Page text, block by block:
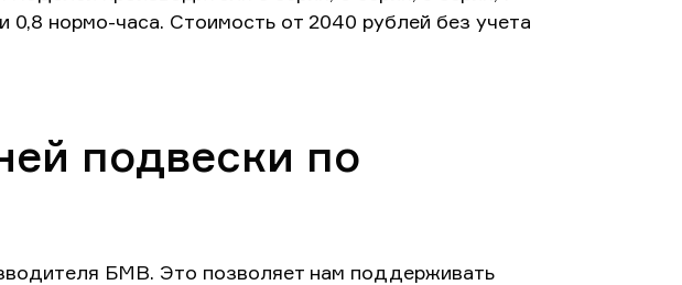
0,8 нормо-часа. Стоимость от 2040 рублей без учета
подвески по
БМВ. Это позволяет нам поддерживать